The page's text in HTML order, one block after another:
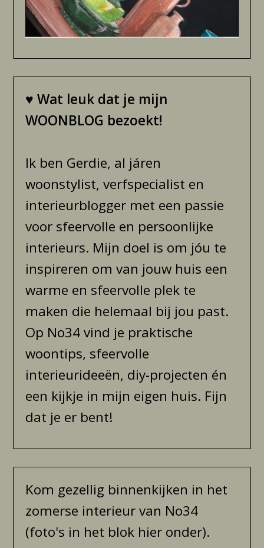
♥Wat leuk dat je mijn
WOONBLOG bezoekt!
Ik ben Gerdie, al járen
woonstylist, verfspecialist en
interieurblogger met een passie
voor sfeervolle en persoonlijke
interieurs. Mijn doel is om jóu te
inspireren om van jouw huis een
warme en sfeervolle plek te
maken die helemaal bij jou past.
Op No34 vind je praktische
woontips, sfeervolle
interieurideeën, diy-projecten én
een kijkje in mijn eigen huis. Fijn
dat je er bent!
Kom gezellig binnenkijken in het
zomerse interieur van No34
(foto's in het blok hier onder).